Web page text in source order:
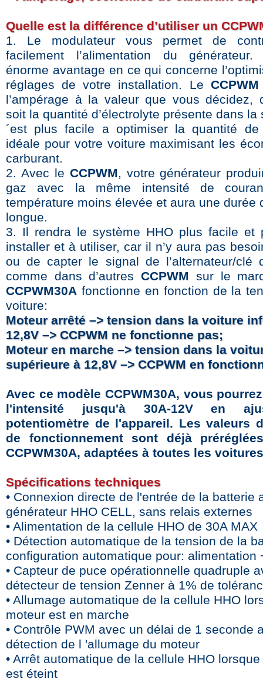
Quelle est la différence d’utiliser un
1. Le modulateur vous permet de
facilement l’alimentation du
énorme avantage en ce qui concerne
réglages de votre installation. Le CCPWM
l’ampérage à la valeur que vous décidez,
soit la quantité d’électrolyte présente dans la
´est plus facile a optimiser la quantité de
idéale pour votre voiture maximisant les
carburant.
2. Avec le CCPWM, votre générateur
gaz avec la même intensité de
température moins élevée et aura une durée
longue.
3. Il rendra le système HHO plus facile et
installer et à utiliser, car il n’y aura pas
ou de capter le signal de l’alternateur/clé
comme dans d’autresCCPWM sur le
CCPWM30A fonctionne en fonction de la
voiture:
Moteur arrêté –> tension dans la voiture
12,8V –> CCPWM ne fonctionne pas;
Moteur en marche –> tension dans la
supérieure à 12,8V –> CCPWM en
Avec ce modèle CCPWM30A, vous
l'intensité jusqu'à 30A-12V en
potentiomètre de l'appareil. Les valeurs
de fonctionnement sont déjà
CCPWM30A, adaptées à toutes les
Spécifications techniques
• Connexion directe de l'entrée de la batterie
générateur HHO CELL, sans relais externes
• Alimentation de la cellule HHO de 30A MAX
• Détection automatique de la tension de la
configuration automatique pour: alimentation
• Capteur de puce opérationnelle quadruple
détecteur de tension Zenner à 1% de
• Allumage automatique de la cellule HHO
moteur est en marche
• Contrôle PWM avec un délai de 1 seconde
détection de l 'allumage du moteur
• Arrêt automatique de la cellule HHO
est éteint